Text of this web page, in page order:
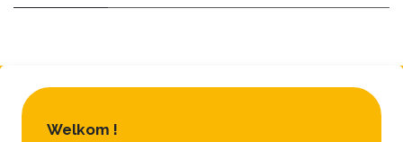
Welkom !